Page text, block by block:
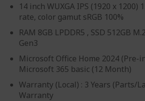
14 inch WUXGA IPS (1920 x 1200)
rate, color gamut sRGB 100%
RAM 8GB LPDDR5 , SSD 512GB
Gen3
Microsoft Office Home 2024 (Pre-
Microsoft 365 basic (12 Month)
Warranty (Local) : 3 Years (Parts/
Warranty